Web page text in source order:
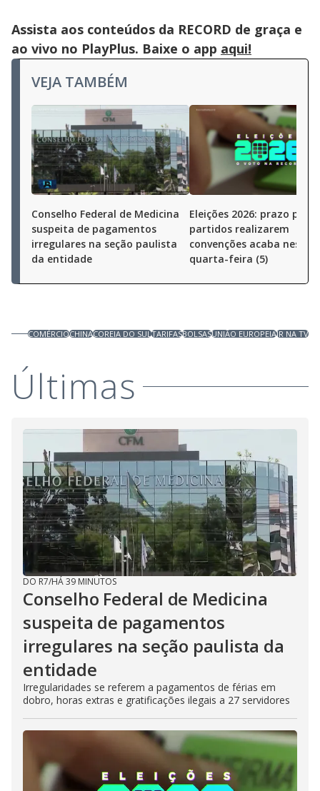
Assista aos conteúdos da RECORD de graça e
ao vivo no PlayPlus. Baixe o app aqui!
VEJA TAMBÉM
Conselho Federal de Medicina
suspeita de pagamentos
irregulares na seção paulista
da entidade
Eleições 2026: prazo para
partidos realizarem
convenções acaba nesta
quarta-feira (5)
COMÉRCIOCHINACOREIA DO SULTARIFASBOLSASUNIÃO EUROPEIAJR NA TV
Últimas
DO R7/HÁ 39 MINUTOS
Conselho Federal de Medicina
suspeita de pagamentos
irregulares na seção paulista da
entidade
Irregularidades se referem a pagamentos de férias em
dobro, horas extras e gratificações ilegais a 27 servidores